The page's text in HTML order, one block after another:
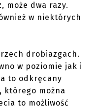
może dwa razy.
w niektórych
drobiazgach.
w poziomie jak i
to odkręcany
którego można
to możliwość